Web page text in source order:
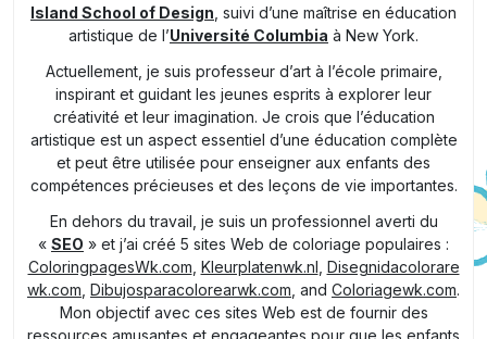
Island School of Design , suivi d’une maîtrise en éducation
artistique de l’Université Columbia à New York.
Actuellement, je suis professeur d’art à l’école primaire,
inspirant et guidant les jeunes esprits à explorer leur
créativité et leur imagination. Je crois que l’éducation
artistique est un aspect essentiel d’une éducation complète
et peut être utilisée pour enseigner aux enfants des
compétences précieuses et des leçons de vie importantes.
En dehors du travail, je suis un professionnel averti du
« SEO » et j’ai créé 5 sites Web de coloriage populaires :
ColoringpagesWk.com Kleurplatenwk.nl Disegnidacolorare
wk.com Dibujosparacolorearwk.com , and Coloriagewk.com.
Mon objectif avec ces sites Web est de fournir des
ressources amusantes et engageantes pour que les enfants